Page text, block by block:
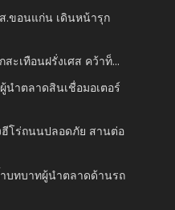
.ขอนแก่น เดินหน้ารุก
ะเทือนฝรั่งเศส คว้าท็...
นำตลาดสินเชื่อมอเตอร์
ฮีโร่ถนนปลอดภัย สานต่อ
บทบาทผู้นำตลาดด้านรถ